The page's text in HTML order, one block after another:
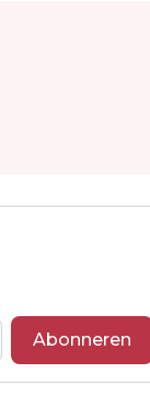
Abonneren